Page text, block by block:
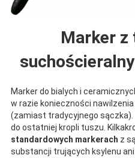
Marker z
Marker do bialych i
w razie konieczności
(zamiast tradycyjnego sączka).
do ostatniej kropli tuszu.
standardowych markerach z
substancji trujących ksylenu ani